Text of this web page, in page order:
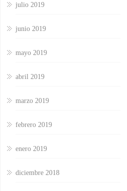
julio 2019
junio 2019
mayo 2019
abril 2019
marzo 2019
febrero 2019
enero 2019
diciembre 2018